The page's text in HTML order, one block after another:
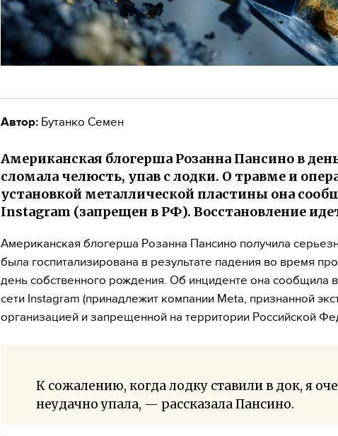
Автор: Бутанко Семен
Американская блогерша Розанна Пансино в
сломала челюсть, упав с лодки. О травме и
установкой металлической пластины она
Instagram (запрещен в РФ). Восстановление
Американская блогерша Розанна Пансино получила
была госпитализирована в результате падения во время
день собственного рождения. Об инциденте она сообщила
сети Instagram (принадлежит компании Meta, признанной
организацией и запрещенной на территории Российской
К сожалению, когда лодку ставили в док, я
неудачно упала, — рассказала Пансино.